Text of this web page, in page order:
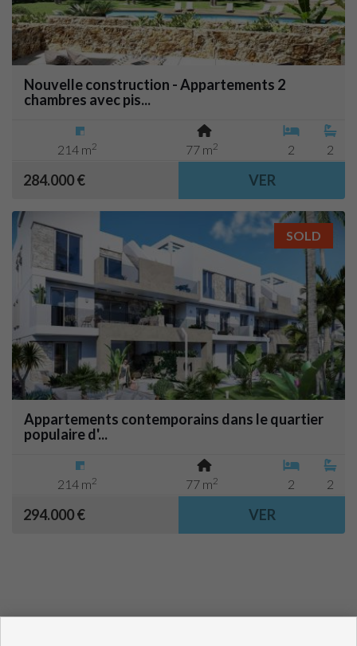
Nouvelle construction - Appartements 2
chambres avec pis...
214 m2 77 m2 2 2
284.000 € VER
SOLD
Appartements contemporains dans le quartier
populaire d'...
214 m2 77 m2 2 2
294.000 € VER